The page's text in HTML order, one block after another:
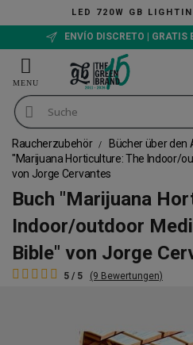
LED 720W GB
ENVÍO DISCRETO | GRATIS
Raucherzubehör Bücher über den
"Marijuana Horticulture: The Indoor/
von Jorge Cervantes
Buch "Marijuana
Indoor/outdoor
Bible" von Jorge
5 / 5 (9 Bewertungen)